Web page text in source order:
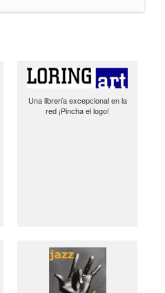
Una librería excepcional en la
red ¡Pincha el logo!